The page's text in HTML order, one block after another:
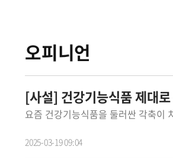
오피니언
[사설] 건강기능식품 제대
2025-03-19 09:04